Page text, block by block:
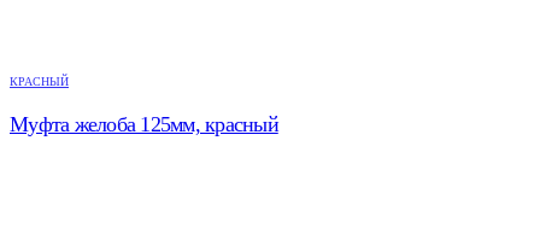
КРАСНЫЙ
Муфта желоба 125мм, красный